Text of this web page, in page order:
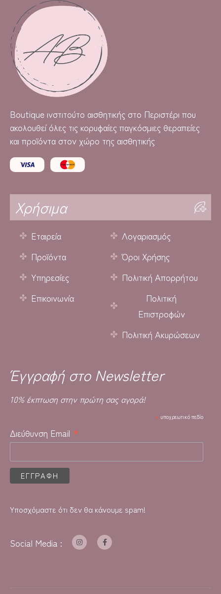
Boutique ινστιτούτο αισθητικής στο Περιστέρι που
ακολουθεί όλες τις κορυφαίες παγκόσμιες θεραπείες
και προϊόντα στον χώρο της αισθητικής
Χρήσιμα
Εταιρεία
Προϊόντα
Υπηρεσίες
Επικοινωνία
Λογαριασμός
Όροι Χρήσης
Πολιτική Απορρήτου
Πολιτική
Επιστροφών
Πολιτική Ακυρώσεων
Έγγραφή στο Newsletter
10% έκπτωση στην πρώτη σας αγορά!
* υποχρεωτικό πεδίο
Διεύθυνση Email *
Υποσχόμαστε ότι δεν θα κάνουμε spam!
Social Media :